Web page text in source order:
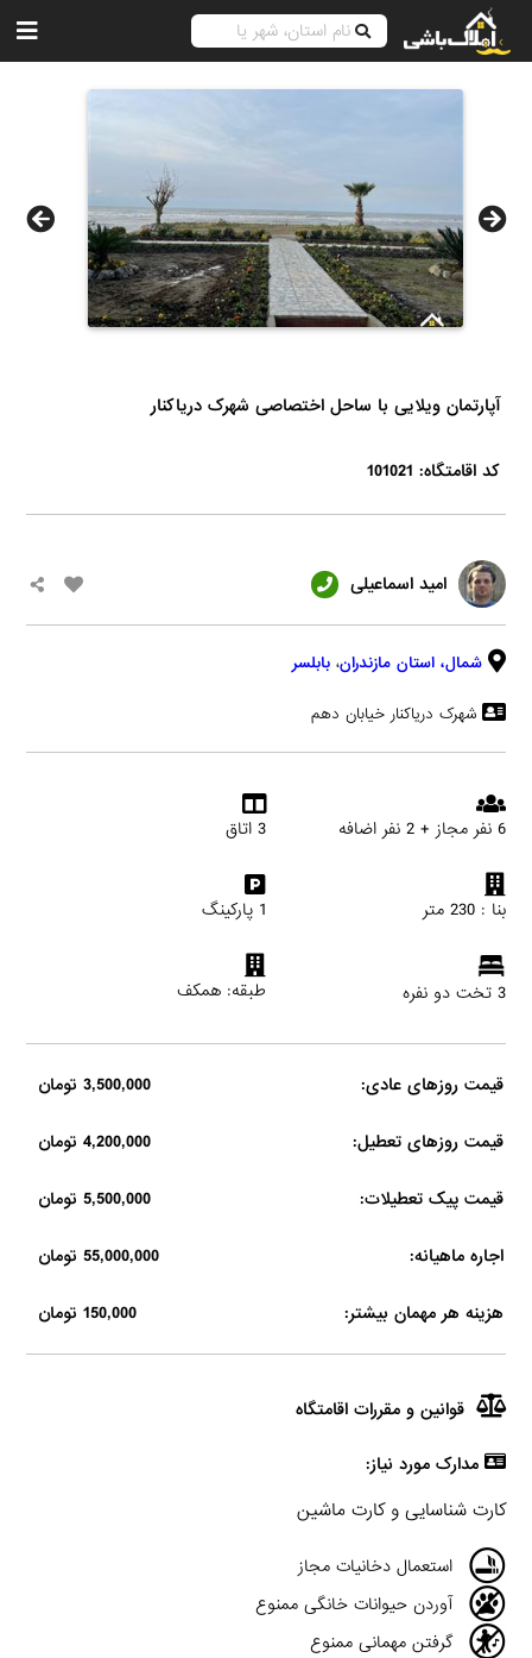
آپارتمان ویلایی با ساحل اختصاصی شهرک دریاکنار
کد اقامتگاه: 101021
امید اسماعیلی
شمال، استان مازندران، بابلسر
شهرک دریاکنار خیابان دهم
6 نفر مجاز + 2 نفر اضافه 3 اتاق
بنا : 230 متر 1 پارکینگ
3 تخت دو نفره طبقه: همکف
قیمت روزهای عادی: 3,500,000 تومان
قیمت روزهای تعطیل: 4,200,000 تومان
قیمت پیک تعطیلات: 5,500,000 تومان
اجاره ماهیانه: 55,000,000 تومان
هزینه هر مهمان بیشتر: 150,000 تومان
قوانین و مقررات اقامتگاه
مدارک مورد نیاز:
کارت شناسایی و کارت ماشین
استعمال دخانیات مجاز
آوردن حیوانات خانگی ممنوع
گرفتن مهمانی ممنوع